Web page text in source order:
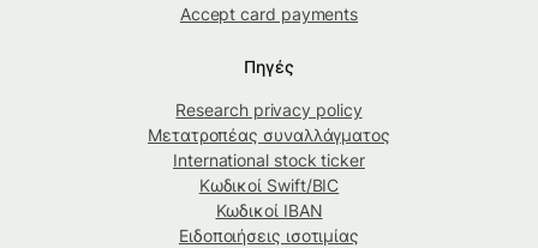
Accept card payments
Πηγές
Research privacy policy
Μετατροπέας συναλλάγματος
International stock ticker
Κωδικοί Swift/BIC
Κωδικοί IBAN
Ειδοποιήσεις ισοτιμίας